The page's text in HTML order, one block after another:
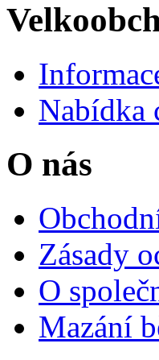
Nabídka
O nás
Zásady
O
Mazání